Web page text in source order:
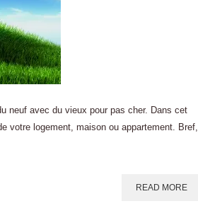
neuf avec du vieux pour pas cher. Dans cet
votre logement, maison ou appartement. Bref,
READ MORE